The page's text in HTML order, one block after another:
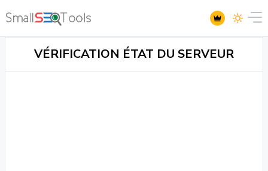
VÉRIFICATION ÉTAT DU SERVEUR